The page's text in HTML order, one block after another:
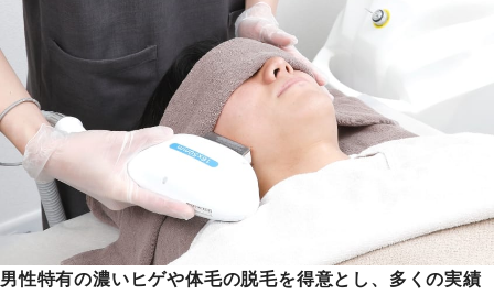
男性特有の濃いヒゲや体毛の脱毛を得意とし、多くの実績